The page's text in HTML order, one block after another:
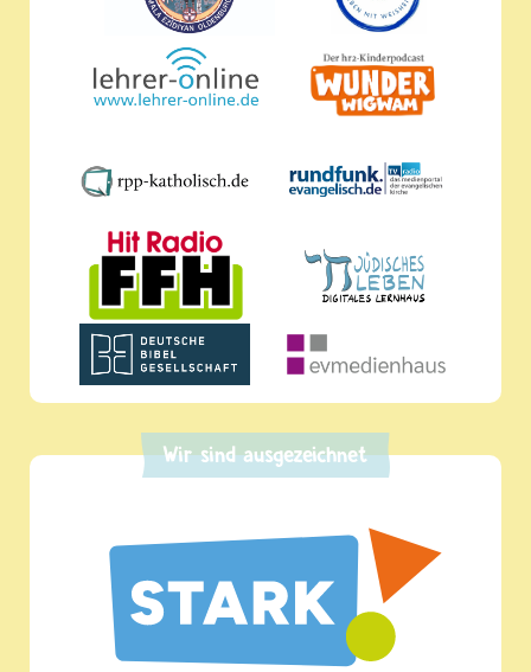
Wir sind ausgezeichnet